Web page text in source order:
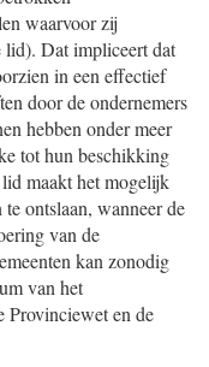
waarvoor zij
lid). Dat impliceert dat
in een effectief
door de ondernemers
hebben onder meer
tot hun beschikking
maakt het mogelijk
ontslaan, wanneer de
van de
kan zonodig
van het
Provinciewet en de